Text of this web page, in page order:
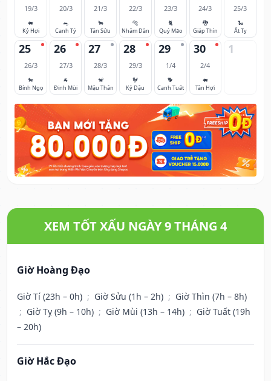
19/3
🐖
Kỷ Hợi
20/3
🐀
Canh Tý
21/3
🐂
Tân Sửu
22/3
🐅
Nhâm Dần
23/3
🐈
Quý Mão
24/3
🐉
Giáp Thìn
25/3
🐍
Ất Tỵ
25
26/3
🐎
Bính Ngọ
26
27/3
🐐
Đinh Mùi
27
28/3
🐒
Mậu Thân
28
29/3
🐓
Kỷ Dậu
29
1/4
🐕
Canh Tuất
30
2/4
🐖
Tân Hợi
1
XEM TỐT XẤU NGÀY 9 THÁNG 4
Giờ Hoàng Đạo
Giờ Tí (23h – 0h) ; Giờ Sửu (1h – 2h) ; Giờ Thìn (7h – 8h)
; Giờ Tỵ (9h – 10h) ; Giờ Mùi (13h – 14h) ; Giờ Tuất (19h
– 20h)
Giờ Hắc Đạo